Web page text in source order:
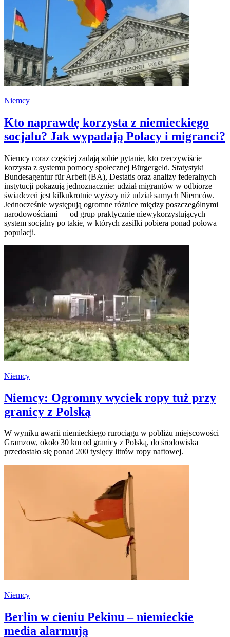
Niemcy
Kto naprawdę korzysta z niemieckiego
socjalu? Jak wypadają Polacy i migranci?
Niemcy coraz częściej zadają sobie pytanie, kto rzeczywiście
korzysta z systemu pomocy społecznej Bürgergeld. Statystyki
Bundesagentur für Arbeit (BA), Destatis oraz analizy federalnych
instytucji pokazują jednoznacznie: udział migrantów w odbiorze
świadczeń jest kilkukrotnie wyższy niż udział samych Niemców.
Jednocześnie występują ogromne różnice między poszczególnymi
narodowościami — od grup praktycznie niewykorzystujących
system socjalny po takie, w których zasiłki pobiera ponad połowa
populacji.
Niemcy
Niemcy: Ogromny wyciek ropy tuż przy
granicy z Polską
W wyniku awarii niemieckiego rurociągu w pobliżu miejscowości
Gramzow, około 30 km od granicy z Polską, do środowiska
przedostało się ponad 200 tysięcy litrów ropy naftowej.
Niemcy
Berlin w cieniu Pekinu – niemieckie
media alarmują